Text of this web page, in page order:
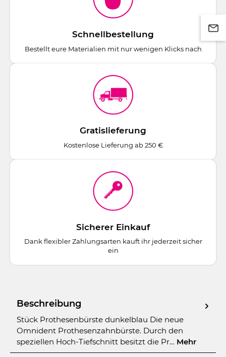
Schnellbestellung
Bestellt eure Materialien mit nur wenigen Klicks nach
Gratislieferung
Kostenlose Lieferung ab 250 €
Sicherer Einkauf
Dank flexibler Zahlungsarten kauft ihr jederzeit sicher
ein
Beschreibung
Stück Prothesenbürste dunkelblau Die neue
Omnident Prothesenzahnbürste. Durch den
speziellen Hoch-Tiefschnitt besitzt die Pr… Mehr